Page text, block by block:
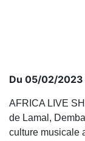
Du 05/02/
AFRICA LIVE
de Lamal,
culture musicale